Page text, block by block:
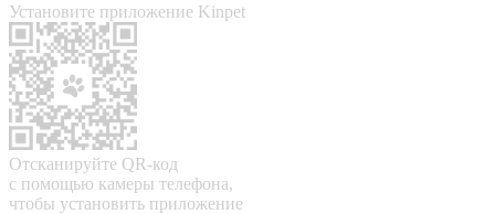
Установите приложение Kinpet
Отсканируйте QR-код
с помощью камеры телефона,
чтобы установить приложение